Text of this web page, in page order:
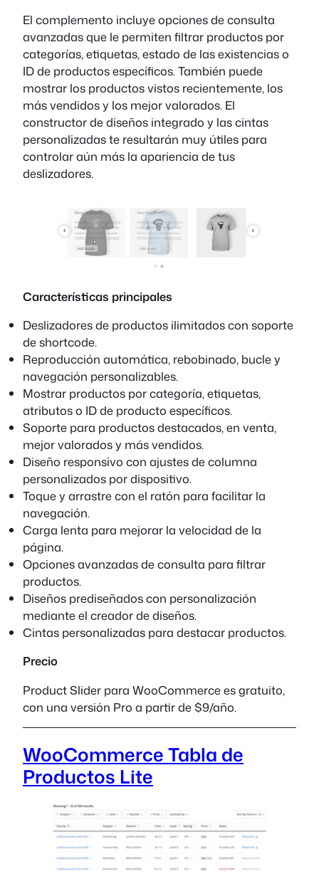
El complemento incluye opciones de consulta
avanzadas que le permiten filtrar productos por
categorías, etiquetas, estado de las existencias o
ID de productos específicos. También puede
mostrar los productos vistos recientemente, los
más vendidos y los mejor valorados. El
constructor de diseños integrado y las cintas
personalizadas te resultarán muy útiles para
controlar aún más la apariencia de tus
deslizadores.
Características principales
Deslizadores de productos ilimitados con soporte
de shortcode.
Reproducción automática, rebobinado, bucle y
navegación personalizables.
Mostrar productos por categoría, etiquetas,
atributos o ID de producto específicos.
Soporte para productos destacados, en venta,
mejor valorados y más vendidos.
Diseño responsivo con ajustes de columna
personalizados por dispositivo.
Toque y arrastre con el ratón para facilitar la
navegación.
Carga lenta para mejorar la velocidad de la
página.
Opciones avanzadas de consulta para filtrar
productos.
Diseños prediseñados con personalización
mediante el creador de diseños.
Cintas personalizadas para destacar productos.
Precio
Product Slider para WooCommerce es gratuito,
con una versión Pro a partir de $9/año.
WooCommerce Tabla de
Productos Lite